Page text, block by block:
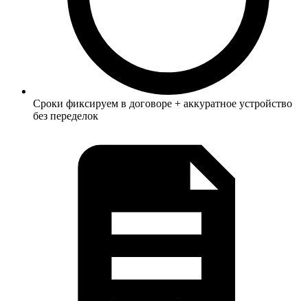
Сроки фиксируем в договоре + аккуратное устройство
без переделок